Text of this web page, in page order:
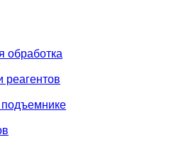
обработка
реагентов